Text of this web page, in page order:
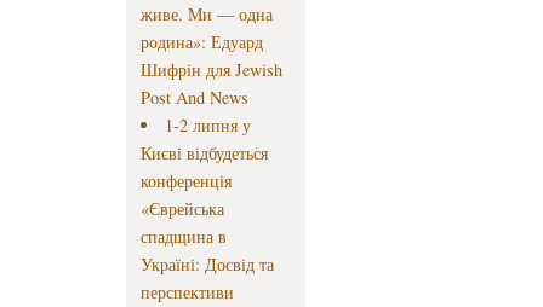
живе. Ми — одна
родина»: Едуард
Шифрін для Jewish
Post And News
1-2 липня у
Києві відбудеться
конференція
«Єврейська
спадщина в
Україні: Досвід та
перспективи